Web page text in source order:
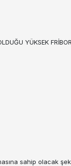
YÜKSEK
sahip olacak